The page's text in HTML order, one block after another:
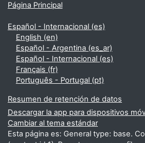
Página Principal
Español - Internacional ‎(es)‎
English ‎(en)‎
Español - Argentina ‎(es_ar)‎
Español - Internacional ‎(es)‎
Français ‎(fr)‎
Português - Portugal ‎(pt)‎
Resumen de retención de datos
Descargar la app para dispositivos
Cambiar al tema estándar
Esta página es: General type: base.